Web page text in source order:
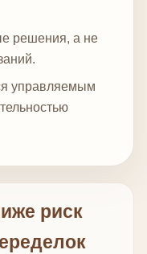
решения, а не
управляемым
риск